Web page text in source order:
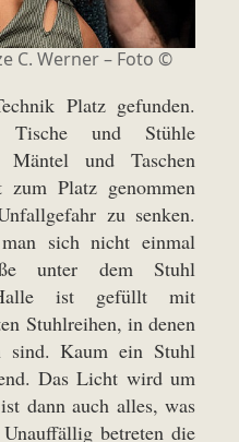
C. Werner – Foto ©
Platz gefunden.
Tische und Stühle
Mäntel und Taschen
Platz genommen
zu senken.
sich nicht einmal
unter dem Stuhl
ist gefüllt mit
Stuhlreihen, in denen
sind. Kaum ein Stuhl
Das Licht wird um
dann auch alles, was
betreten die